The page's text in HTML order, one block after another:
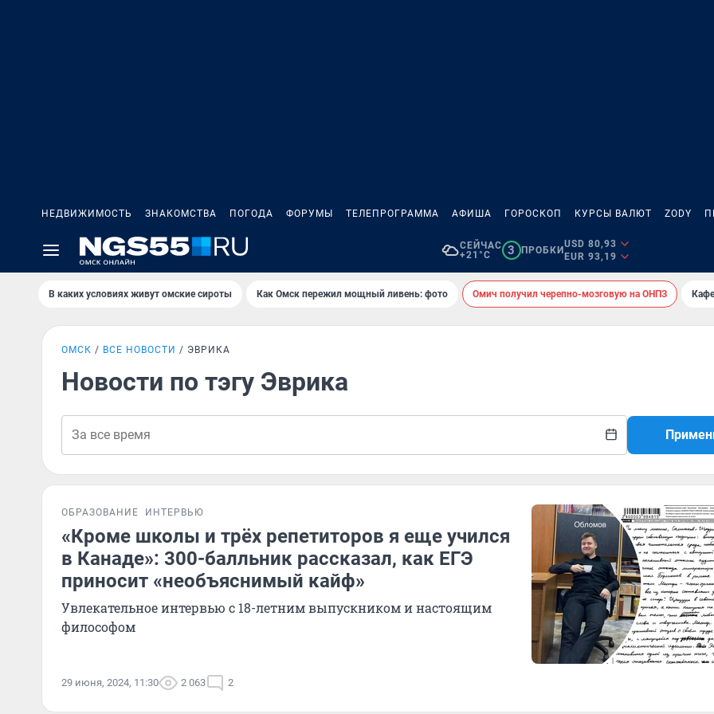
НЕДВИЖИМОСТЬ ЗНАКОМСТВА ПОГОДА ФОРУМЫ ТЕЛЕПРОГРАММА АФИША ГОРОСКОП КУРСЫ ВАЛЮТ ZODY
СЕЙЧАС
+21°C
3 ПРОБКИ
USD 80,93
EUR 93,19
В каких условиях живут омские сироты Как Омск пережил мощный ливень: фото Омич получил черепно-мозговую на ОНПЗ
ОМСК ВСЕ НОВОСТИ ЭВРИКА
Новости по тэгу Эврика
ОБРАЗОВАНИЕ ИНТЕРВЬЮ
«Кроме школы и трёх репетиторов я еще учился
в Канаде»: 300-балльник рассказал, как ЕГЭ
приносит «необъяснимый кайф»
Увлекательное интервью с 18-летним выпускником и настоящим
философом
29 июня, 2024, 11:30 2 063 2